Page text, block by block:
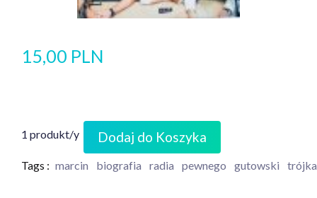
15,00 PLN
1 produkt/y Dodaj do Koszyka
Tags : marcin biografia radia pewnego gutowski trójka